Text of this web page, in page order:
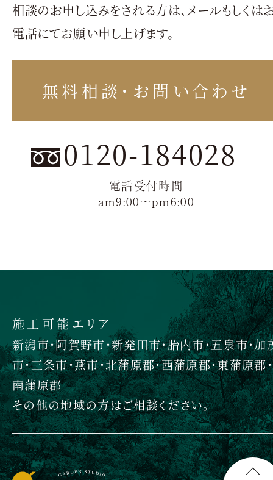
相談のお申し込みをされる方は、メールもしくは
電話にてお願い申し上げます。
無料相談・お問い合わせ
0120-184028
電話受付時間
am9:00〜pm6:00
施工可能エリア
新潟市・阿賀野市・新発田市・胎内市・五泉市・加
市・三条市・燕市・北蒲原郡・西蒲原郡・東蒲原郡・
南蒲原郡
その他の地域の方はご相談ください。